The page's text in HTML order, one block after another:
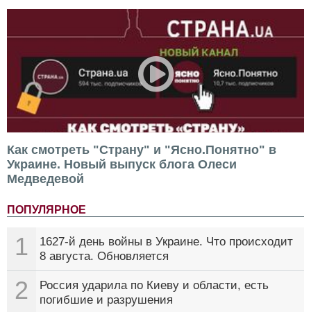
Как смотреть "Страну" и "Ясно.Понятно" в
Украине. Новый выпуск блога Олеси
Медведевой
ПОПУЛЯРНОЕ
1
1627-й день войны в Украине. Что происходит
8 августа. Обновляется
2
Россия ударила по Киеву и области, есть
погибшие и разрушения